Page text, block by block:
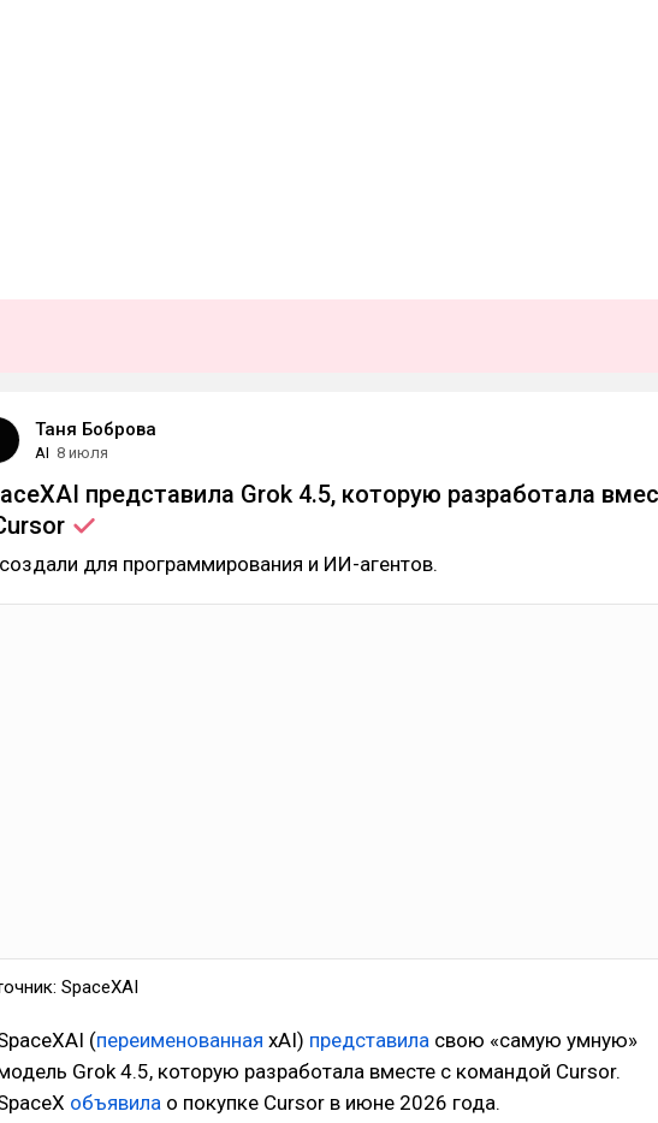
Таня Боброва
AI 8 июля
представила Grok 4.5, которую разработала
для программирования и ИИ-агентов.
SpaceXAI
(переименованная xAI) представила свою «самую умную»
Grok 4.5, которую разработала вместе с командой Cursor.
объявила о покупке Cursor в июне 2026 года.